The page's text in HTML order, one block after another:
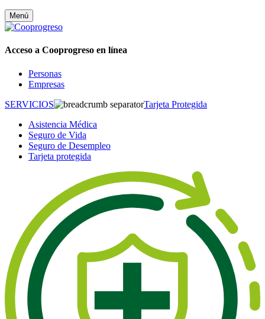
Menú
Acceso a Cooprogreso en línea
Personas
Empresas
SERVICIOS
Tarjeta Protegida
Asistencia Médica
Seguro de Vida
Seguro de Desempleo
Tarjeta protegida